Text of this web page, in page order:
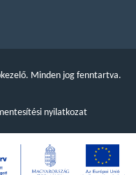
Minden jog fenntartva.
nyilatkozat